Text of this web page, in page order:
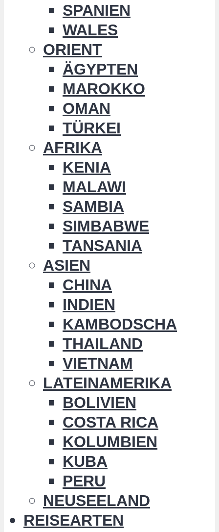
SPANIEN
WALES
ORIENT
ÄGYPTEN
MAROKKO
OMAN
TÜRKEI
AFRIKA
KENIA
MALAWI
SAMBIA
SIMBABWE
TANSANIA
ASIEN
CHINA
INDIEN
KAMBODSCHA
THAILAND
VIETNAM
LATEINAMERIKA
BOLIVIEN
COSTA RICA
KOLUMBIEN
KUBA
PERU
NEUSEELAND
REISEARTEN